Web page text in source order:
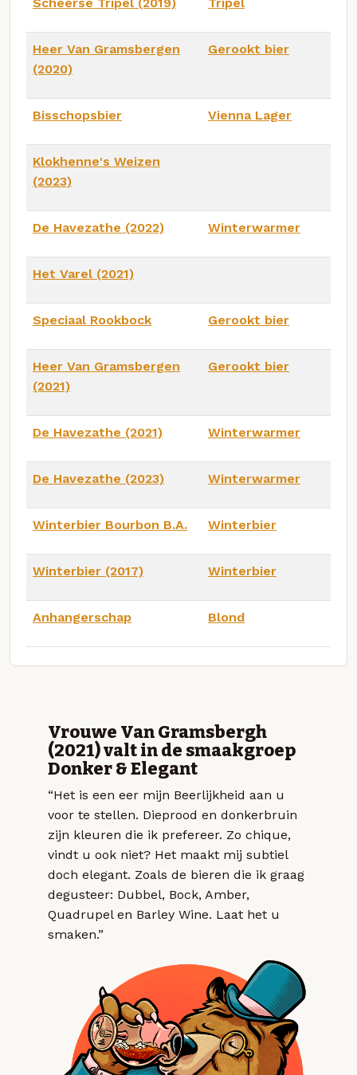
Heer Van Gramsbergen
(2020)
Gerookt bier
Bisschopsbier Vienna Lager
Klokhenne's Weizen
(2023)
De Havezathe (2022) Winterwarmer
Het Varel (2021)
Speciaal Rookbock Gerookt bier
Heer Van Gramsbergen
(2021)
Gerookt bier
De Havezathe (2021) Winterwarmer
De Havezathe (2023) Winterwarmer
Winterbier Bourbon B.A. Winterbier
Winterbier (2017) Winterbier
Anhangerschap Blond
Vrouwe Van Gramsbergh
(2021) valt in de smaakgroep
Donker & Elegant
“Het is een eer mijn Beerlijkheid aan u
voor te stellen. Dieprood en donkerbruin
zijn kleuren die ik prefereer. Zo chique,
vindt u ook niet? Het maakt mij subtiel
doch elegant. Zoals de bieren die ik graag
degusteer: Dubbel, Bock, Amber,
Quadrupel en Barley Wine. Laat het u
smaken.”